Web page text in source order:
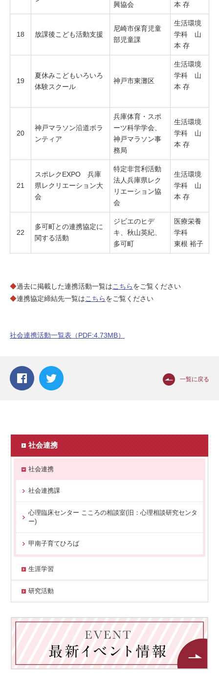
興協会 本 存
18 放課後こども活動支援
尼崎市保育児童
部児童課
生活環境
学科 山
本 存
19
夏休みこどもいろいろ
体験スクール
神戸市東灘区
生活環境
学科 山
本 存
20
神戸マラソン沿道ボラ
ンティア
兵庫体育・スポ
ーツ科学学会、
神戸マラソン事
務局
生活環境
学科 山
本 存
21
スポレクEXPO 兵庫
県レクリエーション大
会
特定非営利活動
法人兵庫県レク
リエーション協
会
生活環境
学科 山
本 存
22
多可町との連携協定に
関する活動
ジビエのヒデ
キ、秋山英紀、
多可町
医療栄養
学科
東根 裕子
◆過去に掲載した連携活動一覧はこちらをご覧ください
◆連携協定締結先一覧はこちらをご覧ください
社会連携活動一覧表（PDF:4.73MB）
一覧に戻る
社会連携
社会連携
社会連携課
心理臨床センター こころの相談室(旧：心理相談研究センタ
ー)
甲南子育てひろば
生涯学習
研究活動